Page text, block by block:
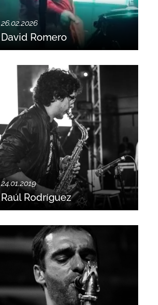
26.02.2026
David Romero
24.01.2019
Raúl Rodríguez